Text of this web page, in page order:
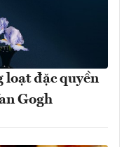
loạt đặc quyền
Gogh